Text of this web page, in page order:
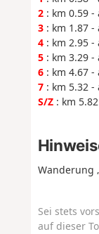
2: km 0.59 -
3: km 1.87 -
4: km 2.95 -
5: km 3.29 -
6: km 4.67 -
7: km 5.32 -
S/Z: km
Wanderung
Sei stets
auf dieser